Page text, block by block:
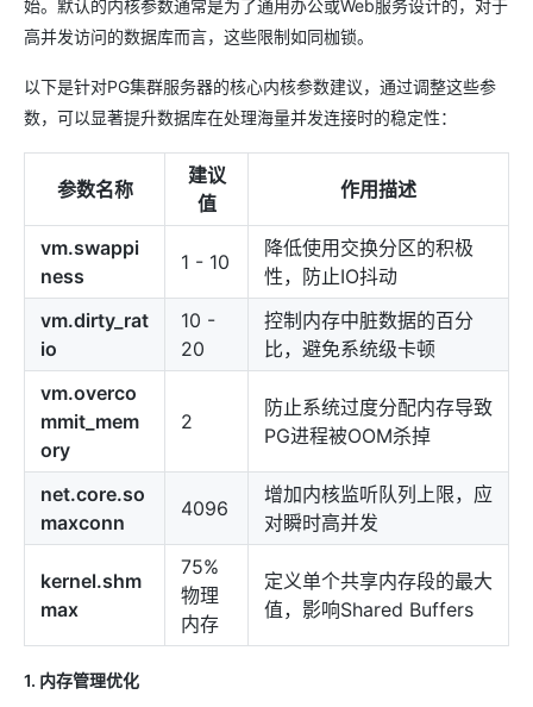
始。默认的内核参数通常是为了通用办公或Web服务设计的，对于
高并发访问的数据库而言，这些限制如同枷锁。
以下是针对PG集群服务器的核心内核参数建议，通过调整这些参
数，可以显著提升数据库在处理海量并发连接时的稳定性：
参数名称
建议
值
作用描述
vm.swappi
ness
1 - 10
降低使用交换分区的积极
性，防止IO抖动
vm.dirty_rat
io
10 -
20
控制内存中脏数据的百分
比，避免系统级卡顿
vm.overco
mmit_mem
ory
2
防止系统过度分配内存导致
PG进程被OOM杀掉
net.core.so
maxconn
4096
增加内核监听队列上限，应
对瞬时高并发
kernel.shm
max
75%
物理
内存
定义单个共享内存段的最大
值，影响Shared Buffers
1. 内存管理优化